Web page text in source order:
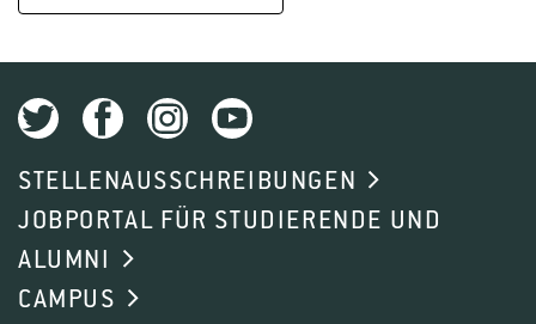
STELLENAUSSCHREIBUNGEN
JOBPORTAL FÜR STUDIERENDE UND
ALUMNI
CAMPUS